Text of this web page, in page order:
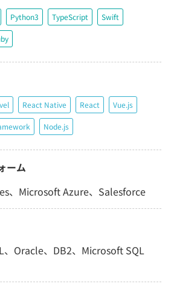
Python3 TypeScript Swift
React Native React Vue.js
Node.js
ーム
、Microsoft Azure、Salesforce
、Oracle、DB2、Microsoft SQL